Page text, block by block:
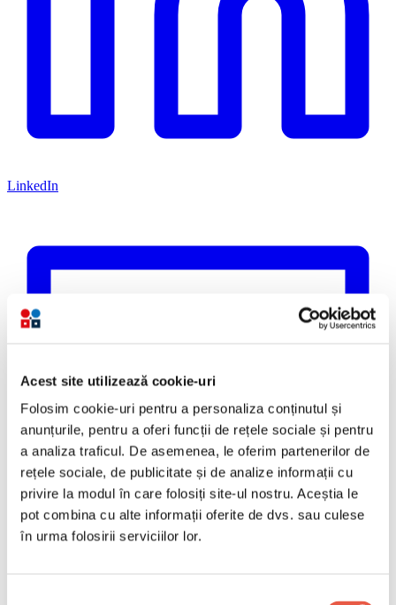
Acest site utilizează cookie-uri
Folosim cookie-uri pentru a personaliza conținutul și
anunțurile, pentru a oferi funcții de rețele sociale și pentru
a analiza traficul. De asemenea, le oferim partenerilor de
rețele sociale, de publicitate și de analize informații cu
privire la modul în care folosiți site-ul nostru. Aceștia le
pot combina cu alte informații oferite de dvs. sau culese
în urma folosirii serviciilor lor.
LinkedIn